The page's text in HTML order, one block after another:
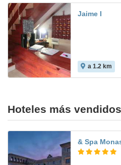
Jaime I
a 1.2 km
Hoteles más
& Spa